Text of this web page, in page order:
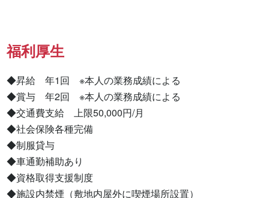
福利厚生
◆昇給　年1回　※本人の業務成績による
◆賞与　年2回　※本人の業務成績による
◆交通費支給　上限50,000円/月
◆社会保険各種完備
◆制服貸与
◆車通勤補助あり
◆資格取得支援制度
◆施設内禁煙（敷地内屋外に喫煙場所設置）